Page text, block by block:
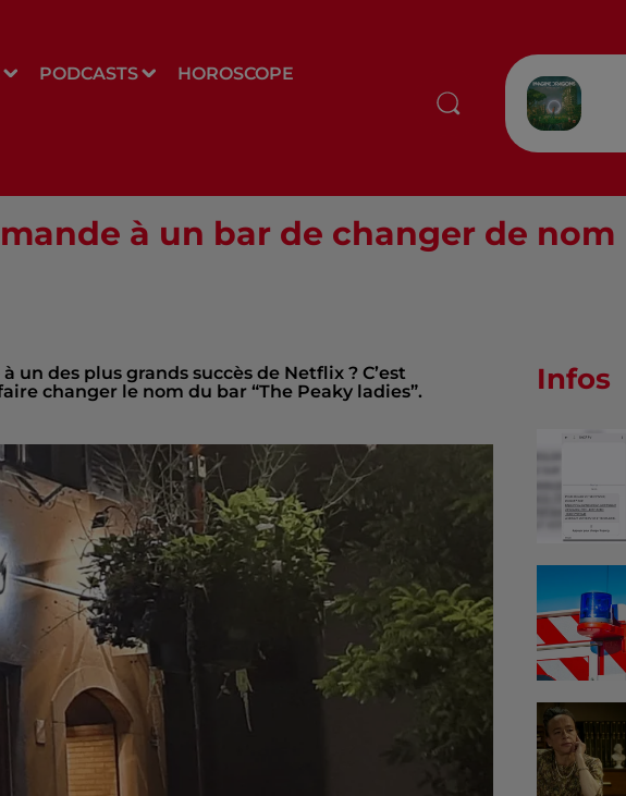
PODCASTS HOROSCOPE
à un bar de changer de nom
des plus grands succès de Netflix ? C’est
changer le nom du bar “The Peaky ladies”.
Infos